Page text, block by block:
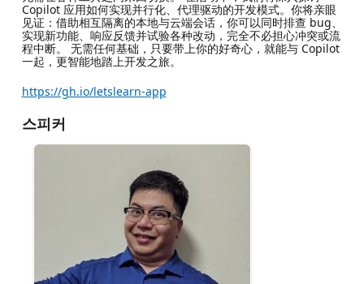
Copilot 应用如何实现并行化、代理驱动的开发模式。你将亲眼
见证：借助相互隔离的本地与云端会话，你可以同时排查 bug、
实现新功能、响应反馈并试验各种改动，完全不必担心冲突或流
程中断。 无需任何基础，只要带上你的好奇心，就能与 Copilot
一起，更智能地踏上开发之旅。
https://gh.io/letslearn-app
스피커